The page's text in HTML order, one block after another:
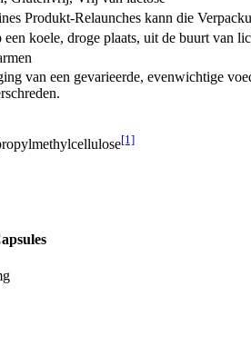
Produkt-Relaunches kann die
een koele, droge plaats, uit de buurt van
van een gevarieerde, evenwichtige
[1]